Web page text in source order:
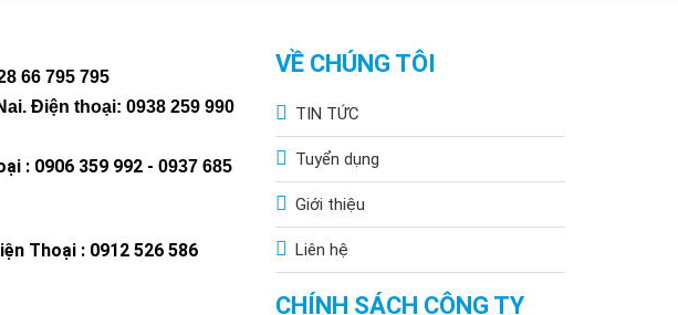
66 795 795
Điện thoại: 0938 259 990
: 0906 359 992 - 0937 685
Thoại : 0912 526 586
VỀ CHÚNG TÔI
TIN TỨC
Tuyển dụng
Giới thiệu
Liên hệ
CHÍNH SÁCH CÔNG TY